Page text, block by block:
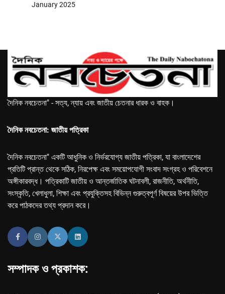
January 2025
দৈনিক নবচেতনা" - সত্য, ন্যায় এবং জাতীয় চেতনার ধারক ও বাহক।
দৈনিক নবচেতনা: জাতীয় পত্রিকা
দৈনিক নবচেতনা" একটি আধুনিক ও নির্ভরযোগ্য জাতীয় পত্রিকা, যা বাংলাদেশের
প্রতিটি প্রান্ত থেকে সঠিক, নিরপেক্ষ এবং সময়োপযোগী সংবাদ সংগ্রহ ও পরিবেশনে
অঙ্গীকারবদ্ধ। পত্রিকাটি জাতীয় ও আন্তর্জাতিক ঘটনাবলী, রাজনীতি, অর্থনীতি,
সংস্কৃতি, খেলাধুলা, শিক্ষা এবং প্রযুক্তিসহ বিভিন্ন গুরুত্বপূর্ণ বিষয়ের উপর ভিত্তি
করে পাঠকদের তথ্য প্রদান করে।
সম্পাদক ও প্রকাশক: